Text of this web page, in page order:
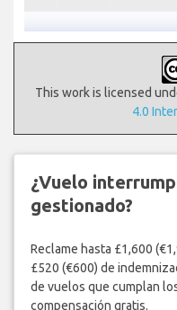
This work is licensed
4.0
¿Vuelo
gestionado?
Reclame hasta £1,600
£520 (€600) de
de vuelos que cumplan
compensación gratis.